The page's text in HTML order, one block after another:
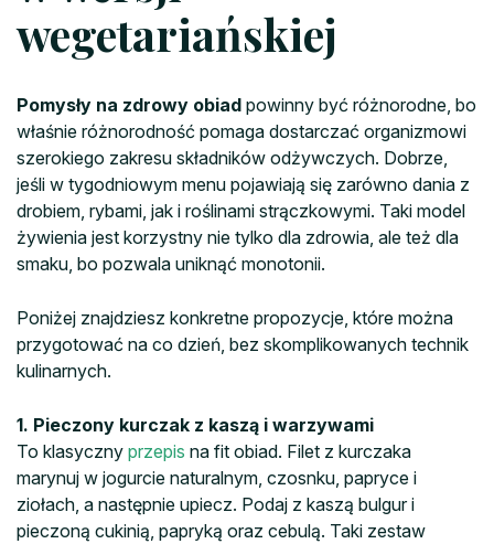
wegetariańskiej
Pomysły na zdrowy obiad powinny być różnorodne, bo
właśnie różnorodność pomaga dostarczać organizmowi
szerokiego zakresu składników odżywczych. Dobrze,
jeśli w tygodniowym menu pojawiają się zarówno dania z
drobiem, rybami, jak i roślinami strączkowymi. Taki model
żywienia jest korzystny nie tylko dla zdrowia, ale też dla
smaku, bo pozwala uniknąć monotonii.
Poniżej znajdziesz konkretne propozycje, które można
przygotować na co dzień, bez skomplikowanych technik
kulinarnych.
1. Pieczony kurczak z kaszą i warzywami
To klasyczny przepis na fit obiad. Filet z kurczaka
marynuj w jogurcie naturalnym, czosnku, papryce i
ziołach, a następnie upiecz. Podaj z kaszą bulgur i
pieczoną cukinią, papryką oraz cebulą. Taki zestaw